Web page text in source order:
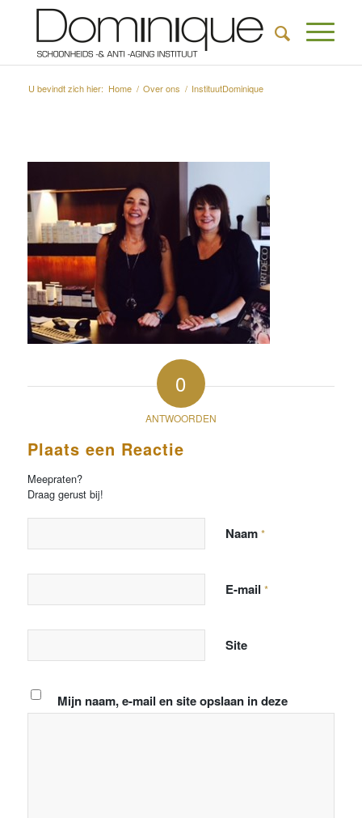
U bevindt zich hier: Home / Over ons / InstituutDominique
0
ANTWOORDEN
Plaats een Reactie
Meepraten?
Draag gerust bij!
Naam *
E-mail *
Site
Mijn naam, e-mail en site opslaan in deze
browser voor de volgende keer wanneer ik een